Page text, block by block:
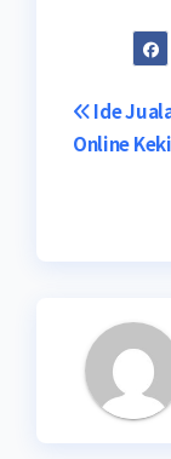
pos
Ide
Online